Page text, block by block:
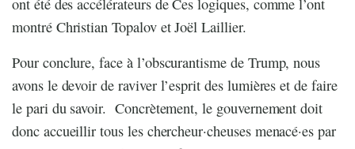
ont été des accélérateurs deCes logiques, comme l’ont
montré Christian Topalov et Joël Laillier.
Pour conclure, face à l’obscurantisme de Trump, nous
avons le devoir de raviver l’esprit des lumières et de faire
le pari du savoir. Concrètement, le gouvernement doit
donc accueillir tous les chercheur·cheuses menacé·es par